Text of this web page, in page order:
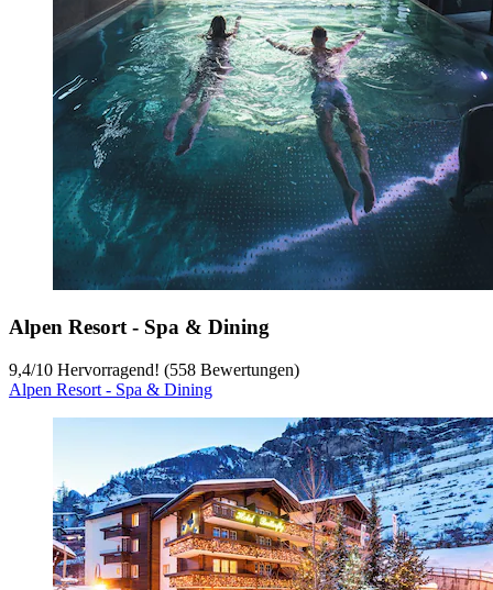
Alpen Resort - Spa & Dining
9,4/10 Hervorragend! (558 Bewertungen)
Alpen Resort - Spa & Dining